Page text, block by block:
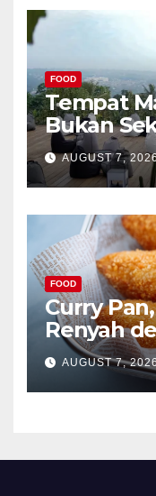
FOOD
Tempat
Bukan
AUGUST 7,
FOOD
Curry
Renyah
AUGUST 7,